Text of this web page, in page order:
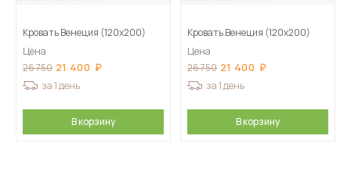
Кровать Венеция (120х200)
Цена
26 750 21 400
за 1 день
В корзину
Кровать Венеция (120х200)
Цена
26 750 21 400
за 1 день
В корзину